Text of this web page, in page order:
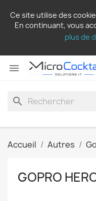
Ce site utilise des
En continuant, vous
plus de

search
Accueil Autres
GOPRO